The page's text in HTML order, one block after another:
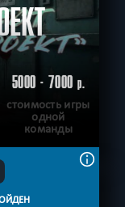
5000 - 7000р.
стоимость игры
одной
команды